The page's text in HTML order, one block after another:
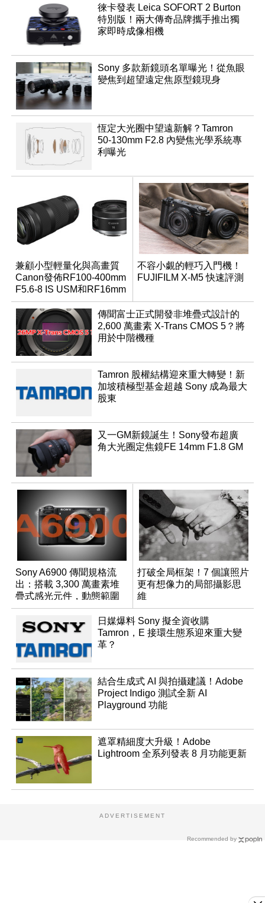
徠卡發表 Leica SOFORT 2 Burton
特別版！兩大傳奇品牌攜手推出獨
家即時成像相機
Sony 多款新鏡頭名單曝光！從魚眼
變焦到超望遠定焦原型鏡現身
恆定大光圈中望遠新解？Tamron
50-130mm F2.8 內變焦光學系統專
利曝光
兼顧小型輕量化與高畫質
Canon發佈RF100-400mm
F5.6-8 IS USM和RF16mm
F2.8 STM
不容小覷的輕巧入門機！
FUJIFILM X-M5 快速評測
傳聞富士正式開發非堆疊式設計的
2,600 萬畫素 X-Trans CMOS 5？將
用於中階機種
Tamron 股權結構迎來重大轉變！新
加坡積極型基金超越 Sony 成為最大
股東
又一GM新鏡誕生！Sony發布超廣
角大光圈定焦鏡FE 14mm F1.8 GM
Sony A6900 傳聞規格流
出：搭載 3,300 萬畫素堆
疊式感光元件，動態範圍
超過 15 級
打破全局框架！7 個讓照片
更有想像力的局部攝影思
維
日媒爆料 Sony 擬全資收購
Tamron，E 接環生態系迎來重大變
革？
結合生成式 AI 與拍攝建議！Adobe
Project Indigo 測試全新 AI
Playground 功能
遮罩精細度大升級！Adobe
Lightroom 全系列發表 8 月功能更新
Recommended by
ADVERTISEMENT